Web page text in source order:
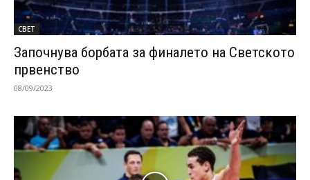
СВЕТ
Започнува борбата за финалето на Светското
првенство
08/09/2023